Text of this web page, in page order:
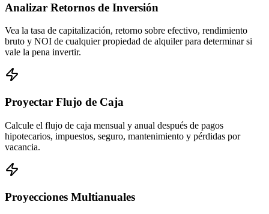
Analizar Retornos de Inversión
Vea la tasa de capitalización, retorno sobre efectivo, rendimiento
bruto y NOI de cualquier propiedad de alquiler para determinar si
vale la pena invertir.
Proyectar Flujo de Caja
Calcule el flujo de caja mensual y anual después de pagos
hipotecarios, impuestos, seguro, mantenimiento y pérdidas por
vacancia.
Proyecciones Multianuales